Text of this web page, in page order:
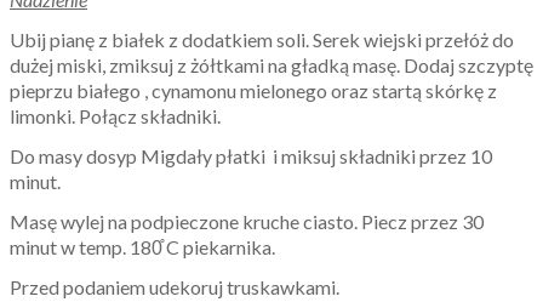
Ubij pianę z białek z dodatkiem soli. Serek wiejski przełóż do
dużej miski, zmiksuj z żółtkami na gładką masę. Dodaj szczyptę
pieprzu białego , cynamonu mielonego oraz startą skórkę z
limonki. Połącz składniki.
Do masy dosyp Migdały płatki i miksuj składniki przez 10
minut.
Masę wylej na podpieczone kruche ciasto. Piecz przez 30
minut w temp. 180̊ C piekarnika.
Przed podaniem udekoruj truskawkami.